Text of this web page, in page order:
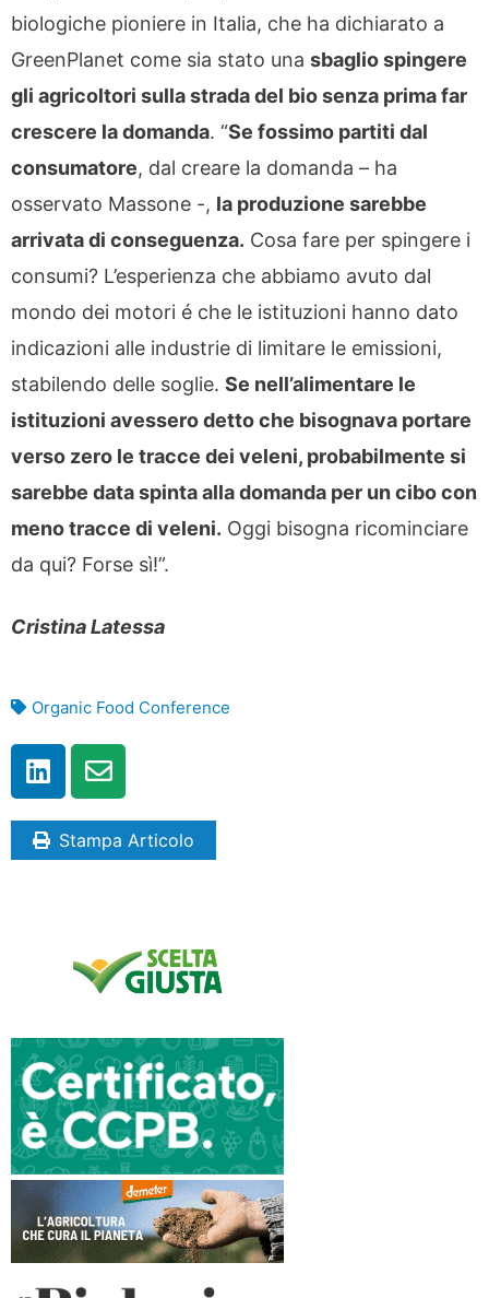
biologiche pioniere in Italia, che ha dichiarato a
GreenPlanet come sia stato una sbaglio spingere
gli agricoltori sulla strada del bio senza prima far
crescere la domanda. “Se fossimo partiti dal
consumatore, dal creare la domanda – ha
osservato Massone -, la produzione sarebbe
arrivata di conseguenza. Cosa fare per spingere i
consumi? L’esperienza che abbiamo avuto dal
mondo dei motori é che le istituzioni hanno dato
indicazioni alle industrie di limitare le emissioni,
stabilendo delle soglie. Se nell’alimentare le
istituzioni avessero detto che bisognava portare
verso zero le tracce dei veleni, probabilmente si
sarebbe data spinta alla domanda per un cibo con
meno tracce di veleni. Oggi bisogna ricominciare
da qui? Forse sì!”.
Cristina Latessa
Organic Food Conference
Stampa Articolo